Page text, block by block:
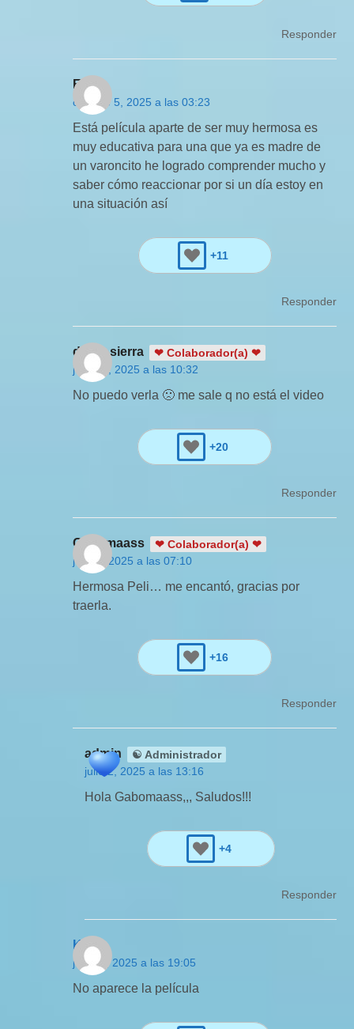
Responder
Evie
octubre 5, 2025 a las 03:23
Está película aparte de ser muy hermosa es
muy educativa para una que ya es madre de
un varoncito he logrado comprender mucho y
saber cómo reaccionar por si un día estoy en
una situación así
+11
Responder
diego sierra
❤ Colaborador(a) ❤
julio 15, 2025 a las 10:32
No puedo verla 🙁 me sale q no está el video
+20
Responder
Gabomaass
❤ Colaborador(a) ❤
julio 2, 2025 a las 07:10
Hermosa Peli… me encantó, gracias por
traerla.
+16
Responder
admin
☯ Administrador
julio 2, 2025 a las 13:16
Hola Gabomaass,,, Saludos!!!
+4
Responder
Kia
junio 1, 2025 a las 19:05
No aparece la película